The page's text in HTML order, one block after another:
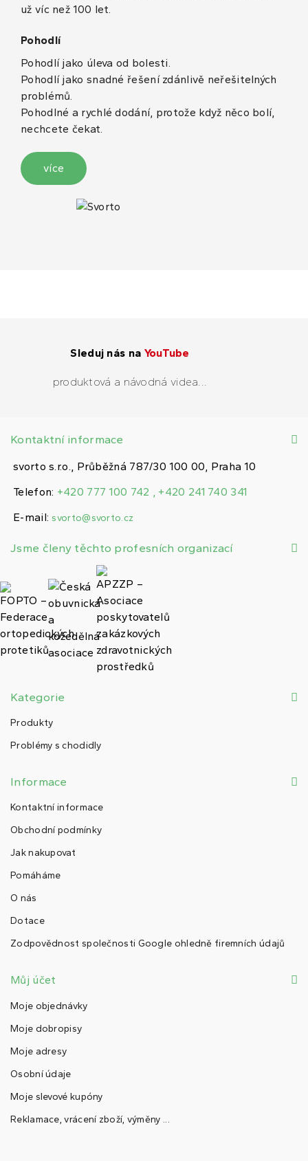
už víc než 100 let.
Pohodlí
Pohodlí jako úleva od bolesti.
Pohodlí jako snadné řešení zdánlivě neřešitelných
problémů.
Pohodlné a rychlé dodání, protože když něco bolí,
nechcete čekat.
více
Sleduj nás na YouTube
produktová a návodná videa...
Kontaktní informace
svorto s.r.o., Průběžná 787/30 100 00, Praha 10
Telefon: +420 777 100 742 , +420 241 740 341
E-mail: svorto@svorto.cz
Jsme členy těchto profesních organizací
Kategorie
Produkty
Problémy s chodidly
Informace
Kontaktní informace
Obchodní podmínky
Jak nakupovat
Pomáháme
O nás
Dotace
Zodpovědnost společnosti Google ohledně firemních údajů
Můj účet
Moje objednávky
Moje dobropisy
Moje adresy
Osobní údaje
Moje slevové kupóny
Reklamace, vrácení zboží, výměny ...